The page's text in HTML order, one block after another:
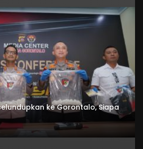
ke Gorontalo, Siapa